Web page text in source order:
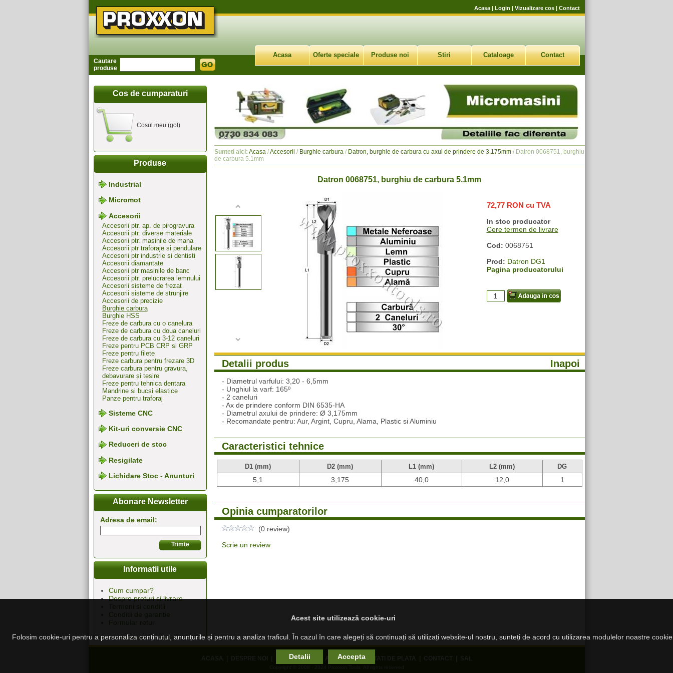
Acasa| Login | Vizualizare cos| Contact
Cautare
produse
Acasa Oferte speciale Produse noi Stiri Cataloage Contact
Cos de cumparaturi
Cosul meu (gol)
Produse
Industrial
Micromot
Accesorii
Accesorii ptr. ap. de pirogravura
Accesorii ptr. diverse materiale
Accesorii ptr. masinile de mana
Accesorii ptr traforaje si pendulare
Accesorii ptr industrie si dentisti
Accesorii diamantate
Accesorii ptr masinile de banc
Accesorii ptr. prelucrarea lemnului
Accesorii sisteme de frezat
Accesorii sisteme de strunjire
Accesorii de precizie
Burghie carbura
Burghie HSS
Freze de carbura cu o canelura
Freze de carbura cu doua caneluri
Freze de carbura cu 3-12 caneluri
Freze pentru PCB CRP si GRP
Freze pentru filete
Freze carbura pentru frezare 3D
Freze carbura pentru gravura,
debavurare și tesire
Freze pentru tehnica dentara
Mandrine si bucsi elastice
Panze pentru traforaj
Sisteme CNC
Kit-uri conversie CNC
Reduceri de stoc
Resigilate
Lichidare Stoc - Anunturi
Abonare Newsletter
Adresa de email:
Informatii utile
Cum cumpar?
Despre preturi si livrare
Sunteti aici: Acasa/Accesorii / Burghie carbura/ Datron, burghie de carbura cu axul de prindere de 3.175mm/ Datron 0068751, burghiu
de carbura 5.1mm
Datron 0068751, burghiu de carbura 5.1mm
72,77 RON cu TVA
In stoc producator
Cere termen de livrare
Cod: 0068751
Prod: Datron DG1
Pagina producatorului
Detalii produs Inapoi
- Diametrul varfului: 3,20 - 6,5mm
- Unghiul la varf: 165º
- 2 caneluri
- Ax de prindere conform DIN 6535-HA
- Diametrul axului de prindere: Ø 3,175mm
- Recomandate pentru: Aur, Argint, Cupru, Alama, Plastic si Aluminiu
Caracteristici tehnice
D1 (mm) D2 (mm) L1 (mm) L2 (mm) DG
5,1 3,175 40,0 12,0 1
Opinia cumparatorilor
(0 review)
Scrie un review
ACASA DESPRE NOI PRODUSE NOI ANPC|MODALITATI DE PLATA CONTACT| SAL
Copyright © 2008 - 2024 Proxxon Tools All rights reserved
Acest site utilizează cookie-uri
Folosim cookie-uri pentru a personaliza conținutul, anunțurile și pentru a analiza traficul. În cazul în care alegeți să continuați să utilizați website-ul nostru, sunteți de acord cu utilizarea modulelor noastre
Detalii Accepta